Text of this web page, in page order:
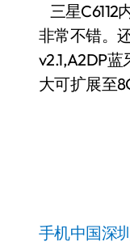
三星
非常不错。
v2.1,A2DP
大可扩展至
手机中国深